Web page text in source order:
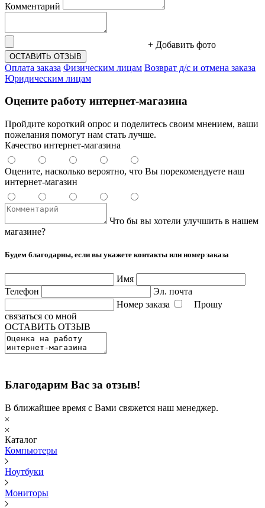
Комментарий
+ Добавить фото
ОСТАВИТЬ ОТЗЫВ
Оплата заказа Физическим лицам Возврат д/с и отмена заказа
Юридическим лицам
Оцените работу интернет-магазина
Пройдите короткий опрос и поделитесь своим мнением, ваши
пожелания помогут нам стать лучше.
Качество интернет-магазина
Оцените, насколько вероятно, что Вы порекомендуете наш
интернет-магазин
Что бы вы хотели улучшить в нашем
магазине?
Будем благодарны, если вы укажете контакты или номер заказа
Имя
Телефон
Эл. почта
Номер заказа
Прошу
связаться со мной
ОСТАВИТЬ ОТЗЫВ
Благодарим Вас за отзыв!
В ближайшее время с Вами свяжется наш менеджер.
Каталог
Компьютеры
Ноутбуки
Мониторы